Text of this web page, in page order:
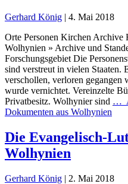
Gerhard König | 4. Mai 2018
Orte Personen Kirchen Archive
Wolhynien » Archive und
Forschungsgebiet Die
sind verstreut in vielen
verschollen, verloren gegangen
wurde vernichtet. Vereinzelte
Privatbesitz. Wolhynier sind …
Dokumenten aus Wolhynien
Die Evangelisch-
Wolhynien
Gerhard König | 2. Mai 2018